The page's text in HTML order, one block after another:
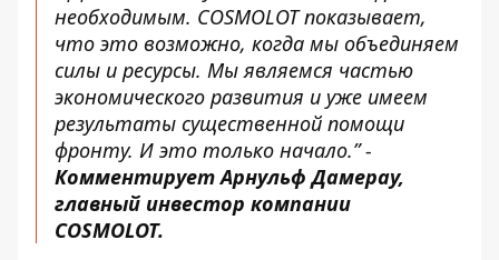
необходимым. COSMOLOT показывает,
что это возможно, когда мы объединяем
силы и ресурсы. Мы являемся частью
экономического развития и уже имеем
результаты существенной помощи
фронту. И это только начало.” -
Комментирует Арнульф Дамерау,
главный инвестор компании
COSMOLOT.